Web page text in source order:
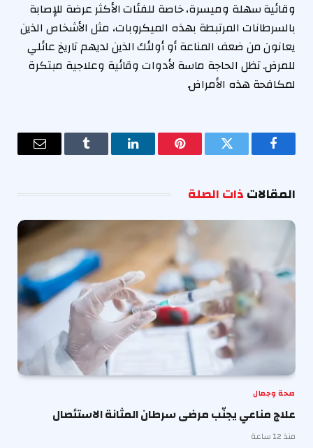
وقائية سهلة وميسرة، خاصة للفئات الأكثر عرضة للإصابة
بالسرطانات المرتبطة بهذه الميكروبات، مثل الأشخاص الذين
يعانون من ضعف المناعة أو أولئك الذين لديهم تاريخ عائلي
للمرض. تظل الحاجة ماسة لأدوات وقائية وعلاجية مبتكرة
لمكافحة هذه الأمراض.
فيسبوك تويتر بينتيريستلينكدإن Tumblr
البريد
المقالاتذات الصلة
صحة وجمال
علاج مناعي يجنّب مرضى سرطان المثانة الاستئصال
منذ 12 ساعة